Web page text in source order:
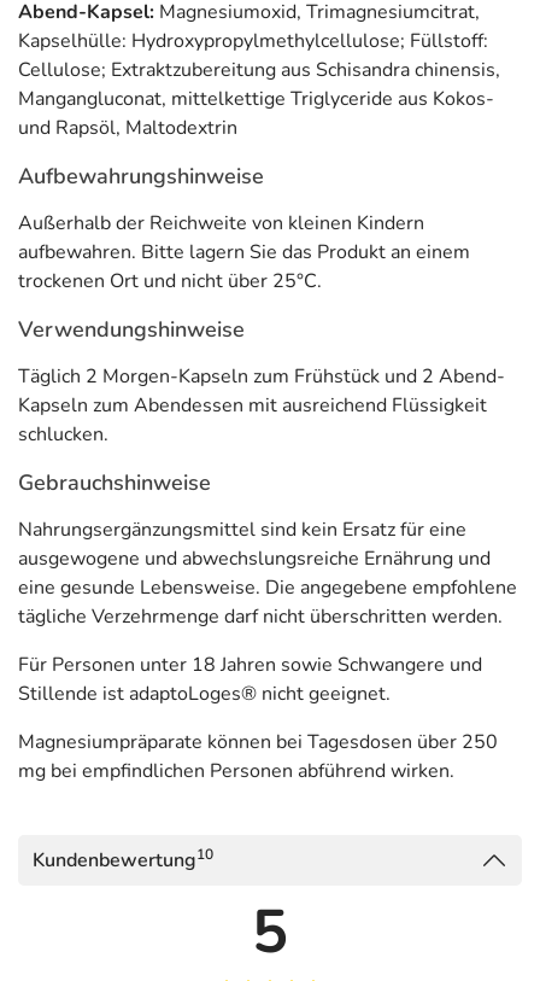
Nervensystemsbei. Magnesium trägt zumElektrolytgleichgewichtbei.
Mangan trägt zueinem normalen Energiestoffwechselbei. Mangan trägt
dazu bei,die Zellen vor oxidativem Stress zu schützen.Außerdem trägt
Mangan zueiner normalen Bindegewebsbildungbei.
Kapseln zum Abendessen mit ausreichend Flüssigkeit
schlucken.
Inhaltsstoffe Pro 2 Morgenkapseln Pro 2
Extraktzubereitung
aus
(Rosenwurz)
160 mg -
Extraktzubereitung
aus
Eleutherococcus
senticosus
(Taigawurzel)
75 mg -
Extraktzubereitung
aus
Schisandra
chinensis
(Spaltkörbchen)
400 mg 40 mg
Pantothensäure
20 mg
Abend-Kapsel: Magnesiumoxid, Trimagnesiumcitrat,
Kapselhülle: Hydroxypropylmethylcellulose; Füllstoff:
Cellulose; Extraktzubereitung aus Schisandra chinensis,
Mangangluconat, mittelkettige Triglyceride aus Kokos-
und Rapsöl, Maltodextrin
Aufbewahrungshinweise
Außerhalb der Reichweite von kleinen Kindern
aufbewahren. Bitte lagern Sie das Produkt an einem
trockenen Ort und nicht über 25°C.
Verwendungshinweise
Täglich 2 Morgen-Kapseln zum Frühstück und 2 Abend-
Kapseln zum Abendessen mit ausreichend Flüssigkeit
schlucken.
Gebrauchshinweise
Nahrungsergänzungsmittel sind kein Ersatz für eine
ausgewogene und abwechslungsreiche Ernährung und
eine gesunde Lebensweise. Die angegebene empfohlene
tägliche Verzehrmenge darf nicht überschritten werden.
Für Personen unter 18 Jahren sowie Schwangere und
Stillende ist adaptoLoges® nicht geeignet.
Magnesiumpräparate können bei Tagesdosen über 250
mg bei empfindlichen Personen abführend wirken.
Kundenbewertung10
5